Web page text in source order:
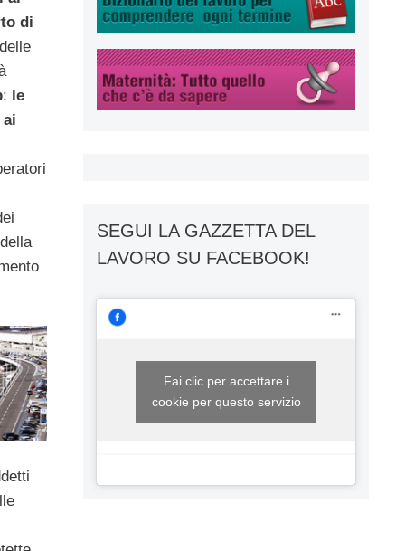
di
: le
SEGUI LA GAZZETTA DEL
LAVORO SU FACEBOOK!
Fai clic per accettare i
cookie per questo servizio